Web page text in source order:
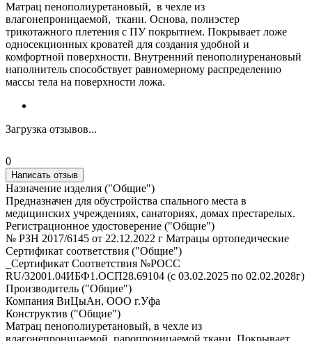
Матрац пенополиуретановый, в чехле из
влагонепроницаемой, ткани. Основа, полиэстер
трикотажного плетения с ПУ покрытием. Покрывает ложе
односекционных кроватей для создания удобной и
комфортной поверхности. Внутренний пенополиуренановый
наполнитель способствует равномерному распределению
массы тела на поверхности ложа.
Загрузка отзывов...
0
Написать отзыв
Назначение изделия ("Общие")
Предназначен для обустройства спального места в
медицинских учреждениях, санаториях, домах престарелых.
Регистрационное удостоверение ("Общие")
№ РЗН 2017/6145 от 22.12.2022 г Матрацы ортопедические
Сертификат соответствия ("Общие")
_Сертификат Соответствия №РОСС
RU/32001.04ИБФ1.ОСП28.69104 (с 03.02.2025 по 02.02.2028г)
Производитель ("Общие")
Компания ВиЦыАн, ООО г.Уфа
Конструктив ("Общие")
Матрац пенополиуретановый, в чехле из